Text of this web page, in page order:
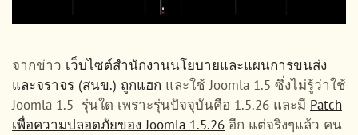
จากข่าว เว็บไซต์สำนักงานนโยบายและแผนการขนส่ง
และจราจร (สนข.) ถูกแฮก และใช้ Joomla 1.5 ซึ่งไม่รู้ว่าใช้
Joomla 1.5 รุ่นใด เพราะรุ่นปัจจุบันคือ 1.5.26 และมี Patch
เพื่อความปลอดภัยของ Joomla 1.5.26 อีก แต่จริงๆแล้ว คน